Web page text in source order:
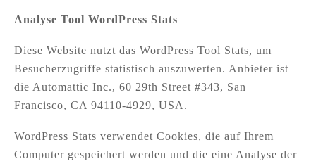
Analyse Tool WordPress Stats
Diese Website nutzt das WordPress Tool Stats, um
Besucherzugriffe statistisch auszuwerten. Anbieter ist
die Automattic Inc., 60 29th Street #343, San
Francisco, CA 94110-4929, USA.
WordPress Stats verwendet Cookies, die auf Ihrem
Computer gespeichert werden und die eine Analyse der